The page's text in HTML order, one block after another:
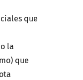
que
la
que